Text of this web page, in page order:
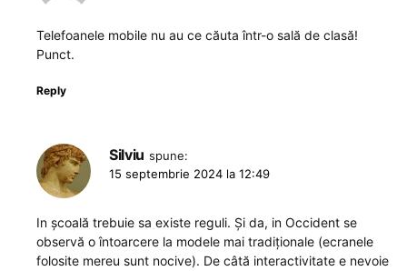
Telefoanele mobile nu au ce căuta într-o sală de clasă!
Punct.
Reply
Silviu spune:
15 septembrie 2024 la 12:49
In școală trebuie sa existe reguli. Și da, in Occident se
observă o întoarcere la modele mai tradiționale (ecranele
folosite mereu sunt nocive). De câtă interactivitate e nevoie